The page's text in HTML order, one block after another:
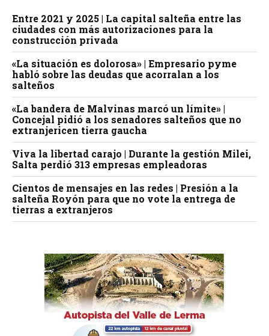
Entre 2021 y 2025 | La capital salteña entre las
ciudades con más autorizaciones para la
construcción privada
«La situación es dolorosa» | Empresario pyme
habló sobre las deudas que acorralan a los
salteños
«La bandera de Malvinas marcó un límite» |
Concejal pidió a los senadores salteños que no
extranjericen tierra gaucha
Viva la libertad carajo | Durante la gestión Milei,
Salta perdió 313 empresas empleadoras
Cientos de mensajes en las redes | Presión a la
salteña Royón para que no vote la entrega de
tierras a extranjeros